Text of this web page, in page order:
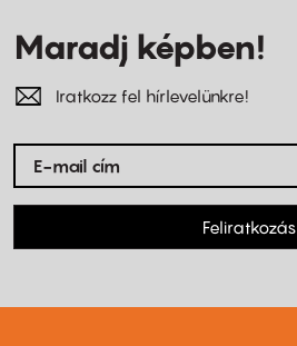
Maradj képben!
Iratkozz fel hírlevelünkre!
Feliratkozás